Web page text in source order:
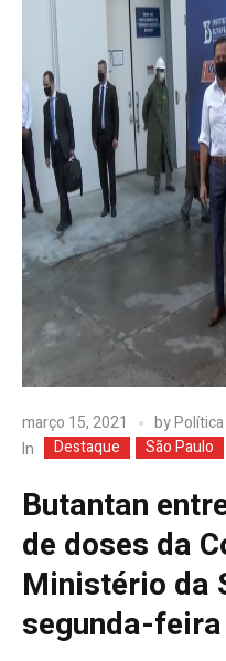
março 15, 2021 by
In
Destaque São Paulo
Butantan
de doses da
Ministério da
segunda-feira